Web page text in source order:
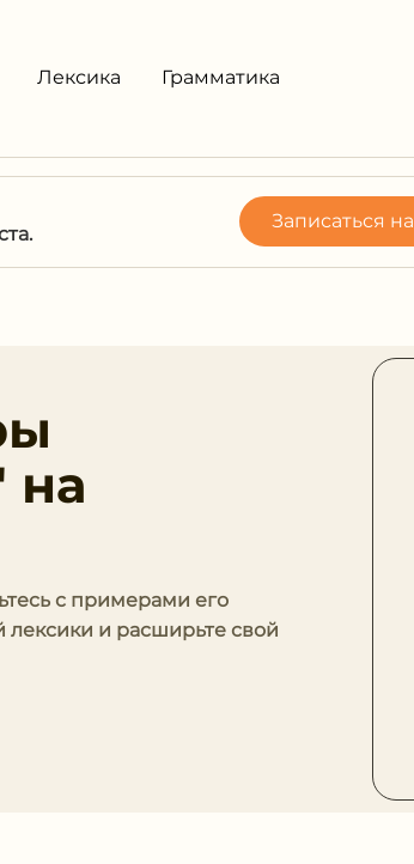
Лексика Грамматика
Записаться
на
с примерами его
лексики и расширьте свой